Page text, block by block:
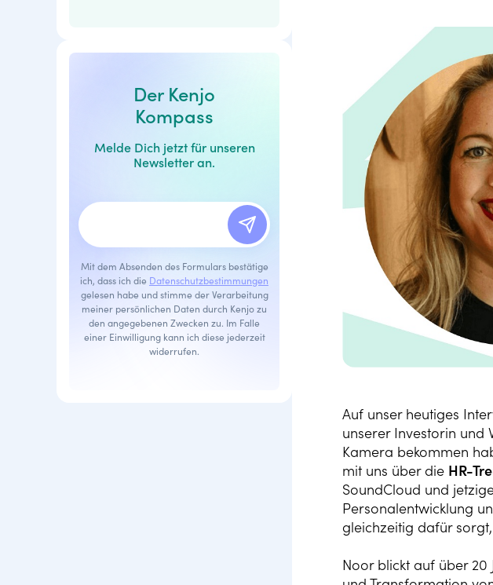
Der Kenjo
Kompass
Melde Dich jetzt für unseren
Newsletter an.
Mit dem Absenden des Formulars bestätige
ich, dass ich die Datenschutzbestimmungen
gelesen habe und stimme der Verarbeitung
meiner persönlichen Daten durch Kenjo zu
den angegebenen Zwecken zu. Im Falle
einer Einwilligung kann ich diese jederzeit
widerrufen.
Auf unser heutiges
unserer Investorin und
Kamera bekommen
mit uns über die HR-
SoundCloud und
Personalentwicklung
gleichzeitig dafür
Noor blickt auf über